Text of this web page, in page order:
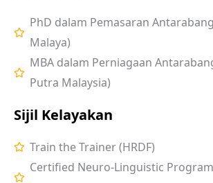
PhD dalam Pemasaran
Malaya)
MBA dalam Perniagaan
Putra Malaysia)
Sijil Kelayakan
Train the Trainer (HRDF)
Certified Neuro-Linguistic